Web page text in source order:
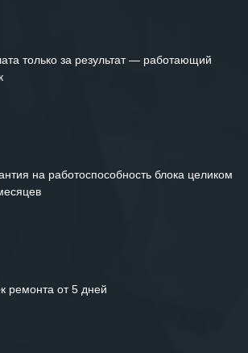
только за результат — работающий
на работоспособность блока целиком
ремонта от 5 дней